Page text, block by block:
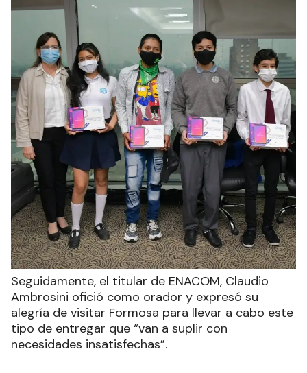
Seguidamente, el titular de ENACOM, Claudio
Ambrosini ofició como orador y expresó su
alegría de visitar Formosa para llevar a cabo este
tipo de entregar que “van a suplir con
necesidades insatisfechas”.